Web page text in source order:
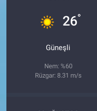
26°
Güneşli
Nem: %60
Rüzgar: 8.31 m/s